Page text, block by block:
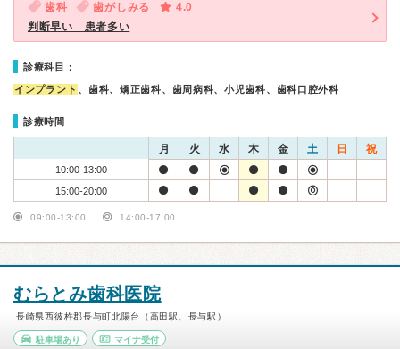
歯科 歯がしみる
4.0
判断早い 患者多い
診療科目：
インプラント 、歯科、矯正歯科、歯周病科、小児歯科、歯科口腔外科
診療時間
月 火 水 木 金 土 日 祝
10:00-13:00
15:00-20:00
09:00-13:00 14:00-17:00
むらとみ歯科医院
長崎県西彼杵郡長与町北陽台（高田駅、長与駅）
駐車場あり マイナ受付